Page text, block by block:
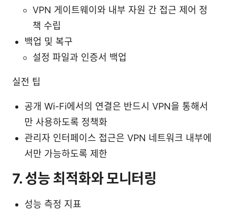
VPN 게이트웨이와 내부 자원 간 접근 제어 정
책 수립
백업 및 복구
설정 파일과 인증서 백업
실전 팁
공개 Wi-Fi에서의 연결은 반드시 VPN을 통해서
만 사용하도록 정책화
관리자 인터페이스 접근은 VPN 네트워크 내부에
서만 가능하도록 제한
7. 성능 최적화와 모니터링
성능 측정 지표